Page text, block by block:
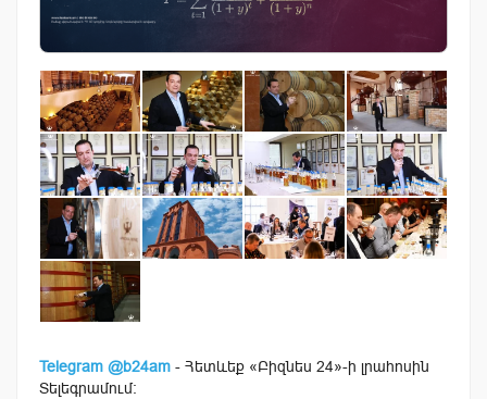
Telegram @b24am - Հետևեք «Բիզնես 24»-ի լրահոսին
Տելեգրամում: